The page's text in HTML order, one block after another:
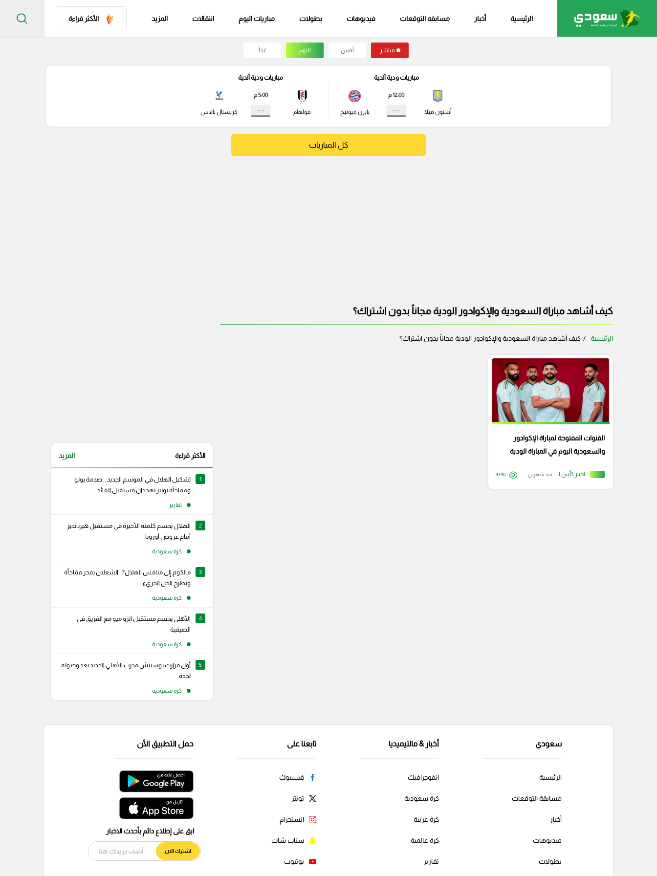
الرئيسية أخبار مسابقه التوقعات فيديوهات بطولات مباريات اليوم انتقالات المزيد الأكثر قراءة
مباشر أمس اليوم غداً
مباريات ودية أندية
أستون فيلا
12:00 م
- : - بايرن ميونيخ
مباريات ودية أندية
فولهام
5:00 م
- : - كريستال بالاس
كل المباريات
كيف أشاهد مباراة السعودية والإكوادور الودية مجاناً بدون اشتراك؟
الرئيسية كيف أشاهد مباراة السعودية والإكوادور الودية مجاناً بدون اشتراك؟
اخبار كأس العالم
القنوات المفتوحة لمباراة الإكوادور
والسعودية اليوم في المباراة الودية
منذ شهرين 4340
الأكثر قراءة المزيد
1
تشكيل الهلال في الموسم الجديد .. صدمة بونو
ومفاجأة نونيز تهددان مستقبل القائد
تقارير
2
الهلال يحسم كلمته الأخيرة في مستقبل هيرنانديز
أمام عروض أوروبا
كرة سعودية
3
مالكوم إلى منافس الهلال؟.. الشعلان يفجر مفاجأة
ويطرح الحل الجريء
كرة سعودية
4
الأهلي يحسم مستقبل إنزو ميو مع الفريق في
الصيفية
كرة سعودية
5
أول قرارت بوسيتش مدرب الأهلي الجديد بعد وصوله
لجدة
كرة سعودية
سعودي
الرئيسية
مسابقة التوقعات
أخبار
فيديوهات
بطولات
أخبار & مالتيميديا
انفوجرافيك
كرة سعودية
كرة عربية
كرة عالمية
تقارير
تابعنا على
فيسبوك
تويتر
انستجرام
سناب شات
يوتيوب
حمل التطبيق الأن
ابق على إطلاع دائم بأحدث الاخبار
اشترك الان